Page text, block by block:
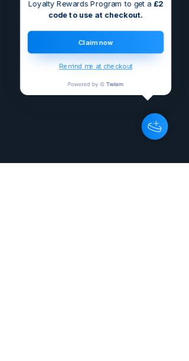
Loyalty Rewards Program to get a £2
code to use at checkout.
Claim now
Remind me at checkout